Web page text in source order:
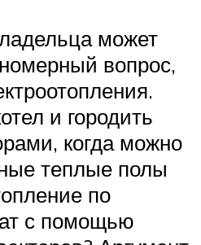
может
вопрос,
и городить
когда можно
теплые полы
по
с помощью